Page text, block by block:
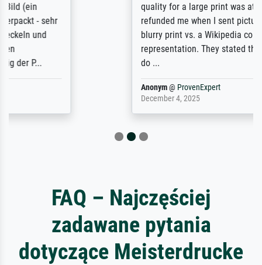
quality for a large print was atrocious. They
refunded me when I sent pictures of the
blurry print vs. a Wikipedia commons
representation. They stated they couldn't
FAQ – Najczęściej
zadawane pytania
dotyczące Meisterdrucke